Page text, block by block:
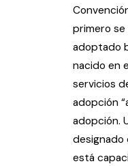
primero se
adoptado
nacido en
servicios
adopción
adopción.
designado
está